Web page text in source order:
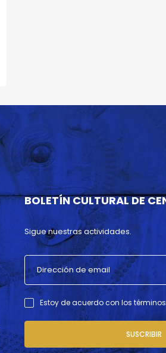
BOLETÍN CULTURAL DE
Sigue nuestras actividades.
Estoy de acuerdo con los
SUSCRIBIR